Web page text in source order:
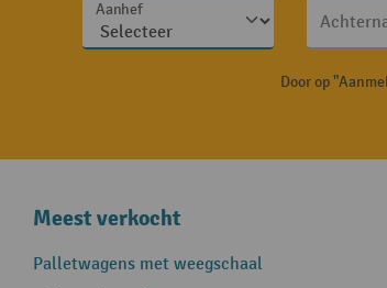
Aanhef
Door op
Meest verkocht
Palletwagens met weegschaal